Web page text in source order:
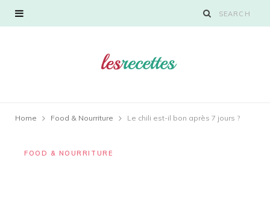
Home Food & Nourriture Le chili est-il bon après 7 jours ?
FOOD & NOURRITURE